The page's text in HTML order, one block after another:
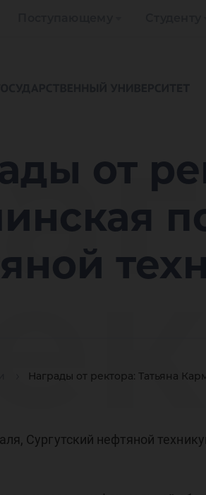
от
Награды от ректора: Татьяна
Сургутский нефтяной